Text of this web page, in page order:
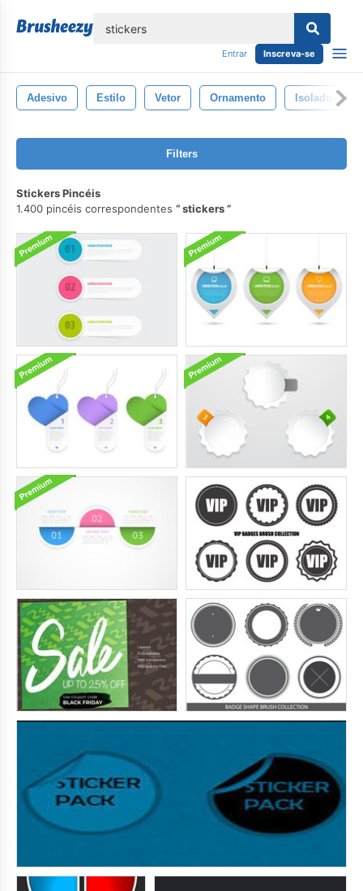
Entrar Inscreva-se
Adesivo Estilo Vetor Ornamento Isolado
Filters
Stickers Pincéis
1.400 pincéis correspondentes
stickers